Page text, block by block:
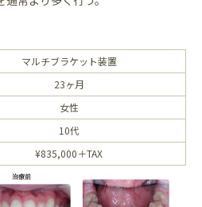
マルチブラケット装置
23ヶ月
女性
10代
¥835,000＋TAX